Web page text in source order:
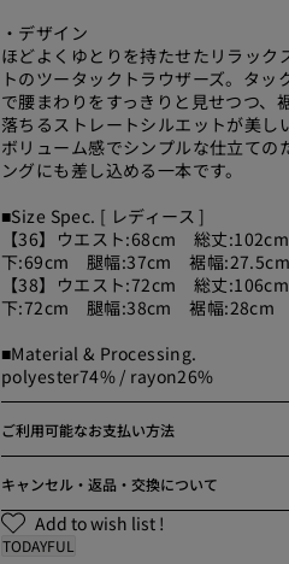
・デザイン
ほどよくゆとりを持たせたリラック
トのツータックトラウザーズ。タッ
で腰まわりをすっきりと見せつつ、
落ちるストレートシルエットが美し
ボリューム感でシンプルな仕立ての
ングにも差し込める一本です。
■Size Spec. [ レディース ]
【36】ウエスト:68cm 総丈
下:69cm 腿幅:37cm 裾幅:27.5cm
【38】ウエスト:72cm 総丈
下:72cm 腿幅:38cm 裾幅:28cm
■Material & Processing.
polyester74% / rayon26%
ご利用可能なお支払い方法
キャンセル・返品・交換について
Add to wish list !
TODAYFUL